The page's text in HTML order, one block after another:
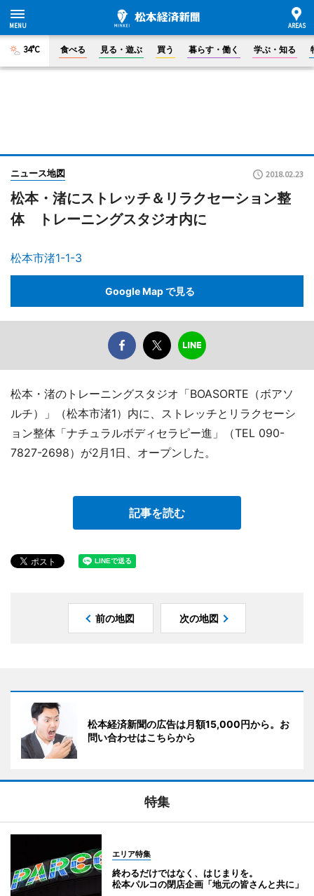
34°C 食べる 見る・遊ぶ 買う 暮らす・働く 学ぶ・知る
ニュース地図 2018.02.23
松本・渚にストレッチ＆リラクセーション整
体 トレーニングスタジオ内に
松本市渚1-1-3
Google Map で見る
松本・渚のトレーニングスタジオ「BOASORTE（ボアソ
ルチ）」（松本市渚1）内に、ストレッチとリラクセーシ
ョン整体「ナチュラルボディセラピー進」（TEL 090-
7827-2698）が2月1日、オープンした。
記事を読む
前の地図 次の地図
松本経済新聞の広告は月額15,000円から。お
問い合わせはこちらから
特集
エリア特集
終わるだけではなく、はじまりを。
松本パルコの閉店企画「地元の皆さんと共に」